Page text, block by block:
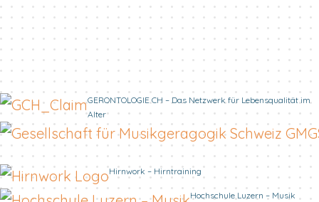
GERONTOLOGIE CH – Das Netzwerk für Lebensqualität im
Alter
Hirnwork – Hirntraining
Hochschule Luzern – Musik